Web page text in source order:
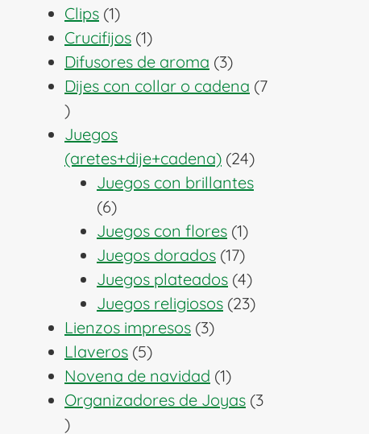
Clips 11
producto
Crucifijos 11
producto
Difusores de aroma 33
productos
Dijes con collar o cadena 7
7
productos
Juegos
(aretes+dije+cadena) 2424
productos
Juegos con brillantes
66
productos
Juegos con flores 11
producto
Juegos dorados 1717
productos
Juegos plateados 44
productos
Juegos religiosos 2323
Lienzos impresos 33
Llaveros 55
productos
Novena de navidad 11
producto
Organizadores de Joyas 3
3